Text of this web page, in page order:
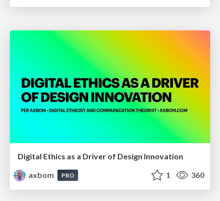
Digital Ethics as a Driver of Design Innovation
axbom
PRO 1 360